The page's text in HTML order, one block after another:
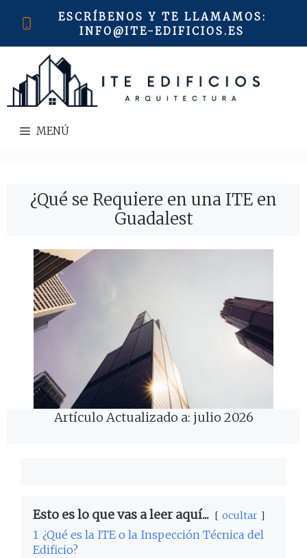
ESCRÍBENOS Y TE LLAMAMOS:
INFO@ITE-EDIFICIOS.ES
MENÚ
¿Qué se Requiere en una ITE en
Guadalest
Artículo Actualizado a: julio 2026
Esto es lo que vas a leer aquí... ocultar
1 ¿Qué es la ITE o la Inspección Técnica del
Edificio?